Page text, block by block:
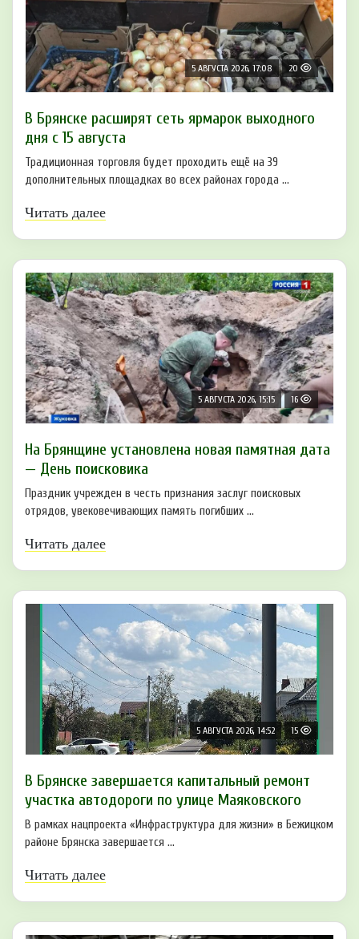
5 АВГУСТА 2026, 17:08 20
В Брянске расширят сеть ярмарок выходного
дня с 15 августа
Традиционная торговля будет проходить ещё на 39
дополнительных площадках во всех районах города ...
Читать далее
5 АВГУСТА 2026, 15:15 16
На Брянщине установлена новая памятная дата
— День поисковика
Праздник учрежден в честь признания заслуг поисковых
отрядов, увековечивающих память погибших ...
Читать далее
5 АВГУСТА 2026, 14:52 15
В Брянске завершается капитальный ремонт
участка автодороги по улице Маяковского
В рамках нацпроекта «Инфраструктура для жизни» в Бежицком
районе Брянска завершается ...
Читать далее